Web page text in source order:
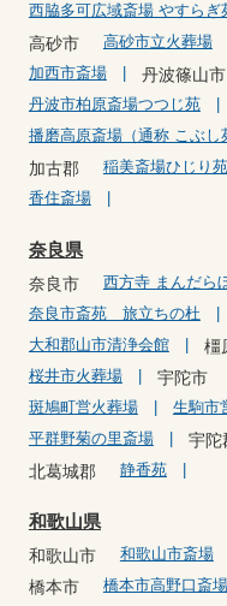
西脇多可広域斎場 やすらぎ
高砂市 高砂市立火葬場
加西市斎場 丹波篠山市
丹波市柏原斎場つつじ苑
播磨高原斎場（通称 こぶし
加古郡 稲美斎場ひじり苑
香住斎場
奈良県
奈良市 西方寺 まんだら
奈良市斎苑 旅立ちの杜
大和郡山市清浄会館
橿
桜井市火葬場 宇陀市
斑鳩町営火葬場 生駒市
平群野菊の里斎場
宇陀
北葛城郡 静香苑
和歌山県
和歌山市 和歌山市斎場
橋本市 橋本市高野口斎場